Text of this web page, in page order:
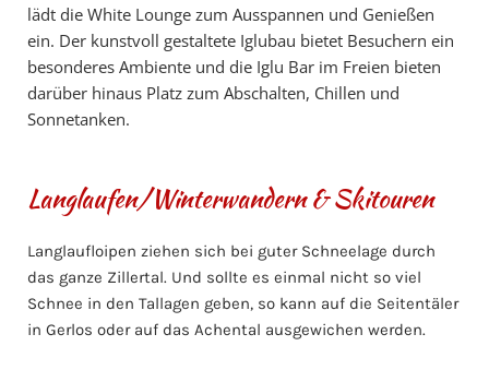
lädt die White Lounge zum Ausspannen und Genießen
ein. Der kunstvoll gestaltete Iglubau bietet Besuchern ein
besonderes Ambiente und die Iglu Bar im Freien bieten
darüber hinaus Platz zum Abschalten, Chillen und
Sonnetanken.
Langlaufen/Winterwandern & Skitouren
Langlaufloipen ziehen sich bei guter Schneelage durch
das ganze Zillertal. Und sollte es einmal nicht so viel
Schnee in den Tallagen geben, so kann auf die Seitentäler
in Gerlos oder auf das Achental ausgewichen werden.